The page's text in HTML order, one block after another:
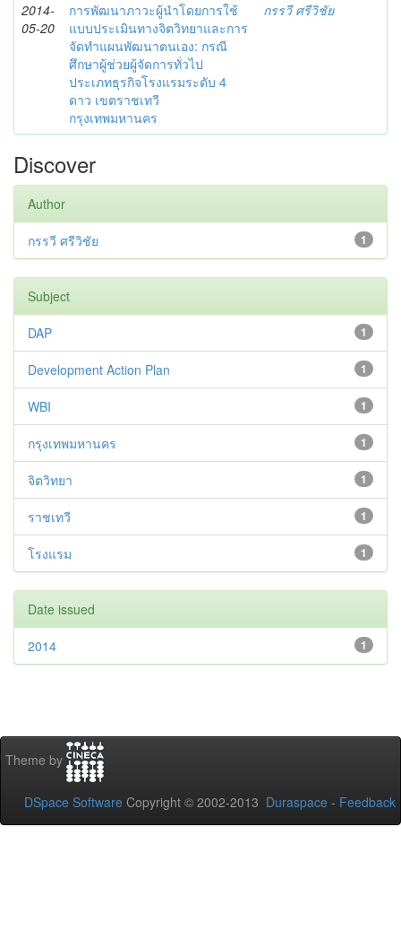
2014-
05-20
การพัฒนาภาวะผู้นำโดยการใช้
แบบประเมินทางจิตวิทยาและการ
จัดทำแผนพัฒนาตนเอง: กรณี
ศึกษาผู้ช่วยผู้จัดการทั่วไป
ประเภทธุรกิจโรงแรมระดับ 4
ดาว เขตราชเทวี
กรุงเทพมหานคร
กรรวี ศรีวิชัย
Discover
Author
1
กรรวี ศรีวิชัย
Subject
1
DAP
1
Development Action Plan
1
WBI
1
กรุงเทพมหานคร
1
จิตวิทยา
1
ราชเทวี
1
โรงแรม
Date issued
1
2014
Theme by
DSpace Software Copyright © 2002-2013 Duraspace - Feedback